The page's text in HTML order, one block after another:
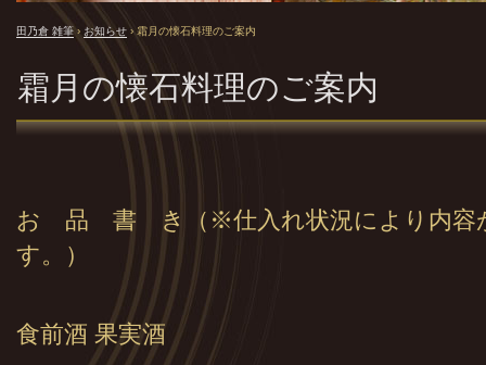
田乃倉 雑筆 › お知らせ › 霜月の懐石料理のご案内
霜月の懐石料理のご案内
お 品 書 き（※仕入れ状況により内容
す。）
食前酒 果実酒